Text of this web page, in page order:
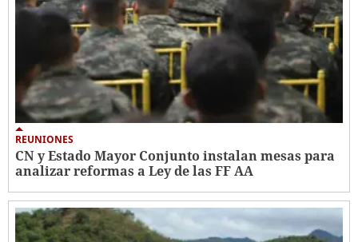
REUNIONES
CN y Estado Mayor Conjunto instalan mesas para
analizar reformas a Ley de las FF AA